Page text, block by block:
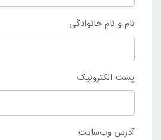
نام و نام خانوادگی
پست الکترونیک
آدرس وب‌سایت